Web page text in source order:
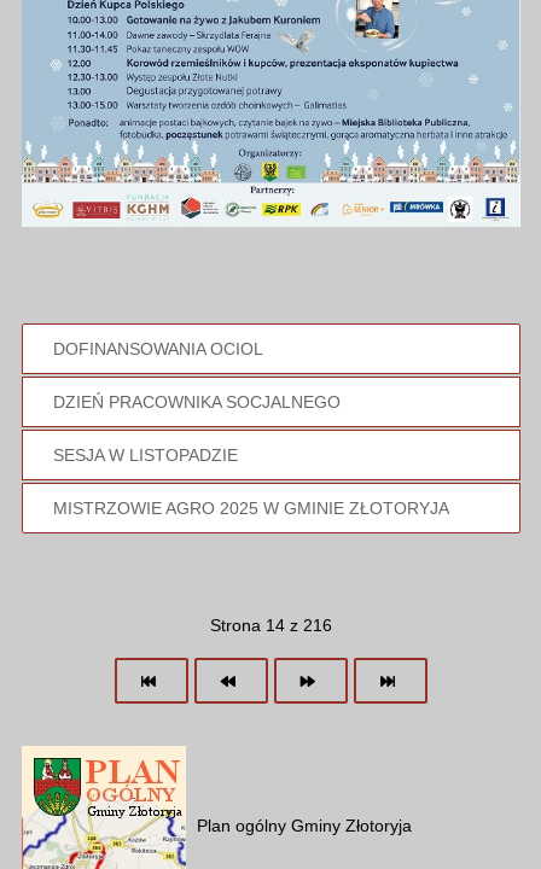
DOFINANSOWANIA OCIOL
DZIEŃ PRACOWNIKA SOCJALNEGO
SESJA W LISTOPADZIE
MISTRZOWIE AGRO 2025 W GMINIE ZŁOTORYJA
Strona 14 z 216
Plan ogólny Gminy Złotoryja